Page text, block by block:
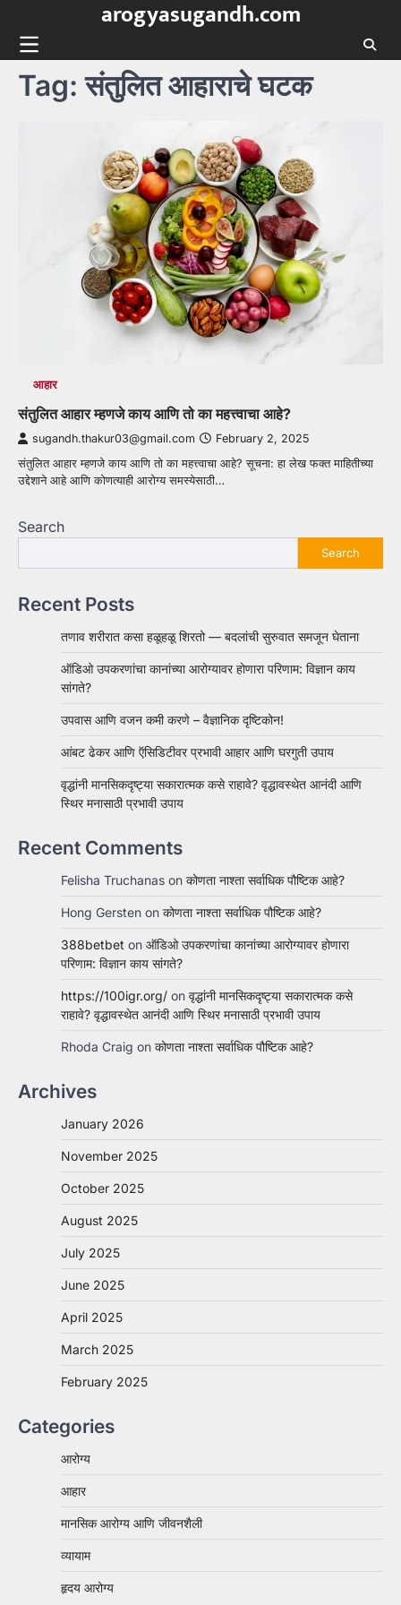
content
arogyasugandh.com
Tag:संतुलित आहाराचे घटक
आहार
संतुलित आहार म्हणजे काय आणि तो का महत्त्वाचा आहे?
sugandh.thakur03@gmail.com February 2, 2025
संतुलित आहार म्हणजे काय आणि तो का महत्त्वाचा आहे? सूचना: हा लेख फक्त माहितीच्या
उद्देशाने आहे आणि कोणत्याही आरोग्य समस्येसाठी…
Search
Search
Recent Posts
तणाव शरीरात कसा हळूहळू शिरतो — बदलांची सुरुवात समजून घेताना
ऑडिओ उपकरणांचा कानांच्या आरोग्यावर होणारा परिणाम: विज्ञान काय
सांगते?
उपवास आणि वजन कमी करणे – वैज्ञानिक दृष्टिकोन!
आंबट ढेकर आणि ऍसिडिटीवर प्रभावी आहार आणि घरगुती उपाय
वृद्धांनी मानसिकदृष्ट्या सकारात्मक कसे राहावे? वृद्धावस्थेत आनंदी आणि
स्थिर मनासाठी प्रभावी उपाय
Recent Comments
Felisha Truchanas on कोणता नाश्ता सर्वाधिक पौष्टिक आहे?
Hong Gersten on कोणता नाश्ता सर्वाधिक पौष्टिक आहे?
388betbet on ऑडिओ उपकरणांचा कानांच्या आरोग्यावर होणारा
परिणाम: विज्ञान काय सांगते?
https://100igr.org/ on वृद्धांनी मानसिकदृष्ट्या सकारात्मक कसे
राहावे? वृद्धावस्थेत आनंदी आणि स्थिर मनासाठी प्रभावी उपाय
Rhoda Craig on कोणता नाश्ता सर्वाधिक पौष्टिक आहे?
Archives
January 2026
November 2025
October 2025
August 2025
July 2025
June 2025
April 2025
March 2025
February 2025
Categories
आरोग्य
आहार
मानसिक आरोग्य आणि जीवनशैली
व्यायाम
हृदय आरोग्य